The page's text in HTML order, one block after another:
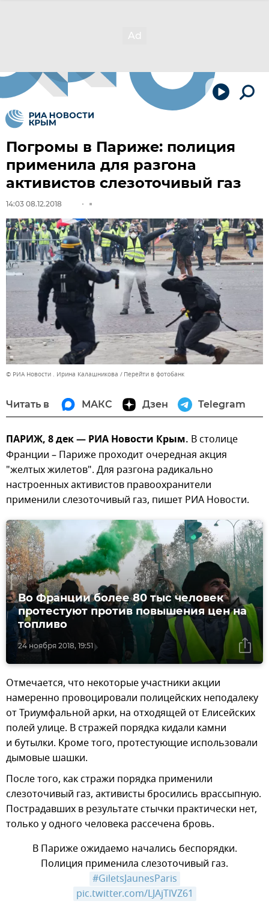
Погромы в Париже: полиция
применила для разгона
активистов слезоточивый газ
14:03 08.12.2018
© РИА Новости . Ирина Калашникова Перейти в фотобанк
Читать в МАКС Дзен Telegram
ПАРИЖ, 8 дек — РИА Новости Крым. В столице
Франции – Париже проходит очередная акция
"желтых жилетов". Для разгона радикально
настроенных активистов правоохранители
применили слезоточивый газ, пишет РИА Новости.
24 ноября 2018, 19:51
Во Франции более 80 тыс человек
протестуют против повышения цен на
топливо
Отмечается, что некоторые участники акции
намеренно провоцировали полицейских неподалеку
от Триумфальной арки, на отходящей от Елисейских
полей улице. В стражей порядка кидали камни
и бутылки. Кроме того, протестующие использовали
дымовые шашки.
После того, как стражи порядка применили
слезоточивый газ, активисты бросились врассыпную.
Пострадавших в результате стычки практически нет,
только у одного человека рассечена бровь.
В Париже ожидаемо начались беспорядки.
Полиция применила слезоточивый газ.
#GiletsJaunesParis
pic.twitter.com/LJAjTlVZ61